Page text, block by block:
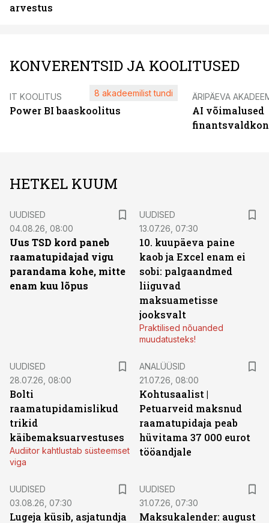
arvestus
KONVERENTSID JA KOOLITUSED
IT KOOLITUS
Power BI baaskoolitus
8 akadeemilist tundi ÄRIPÄEVA
AI võimalused
HETKEL KUUM
UUDISED
04.08.26, 08:00
Uus TSD kord paneb
raamatupidajad vigu
parandama kohe, mitte
enam kuu lõpus
UUDISED
13.07.26, 07:30
10. kuupäeva paine
kaob ja Excel enam ei
sobi: palgaandmed
liiguvad
maksuametisse
jooksvalt
Praktilised nõuanded
muudatusteks!
UUDISED
28.07.26, 08:00
Bolti
raamatupidamislikud
trikid
käibemaksuarvestuses
Audiitor kahtlustab süsteemset
viga
ANALÜÜSID
21.07.26, 08:00
Kohtusaalist |
Petuarveid maksnud
raamatupidaja peab
hüvitama 37 000 eurot
tööandjale
UUDISED
03.08.26, 07:30
Lugeja küsib, asjatundja
UUDISED
31.07.26, 07:30
Maksukalender: august